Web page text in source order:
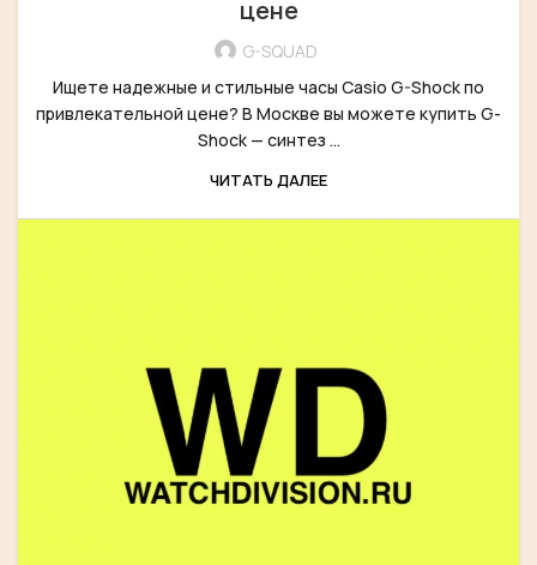
цене
G-SQUAD
Ищете надежные и стильные часы Casio G-Shock по
привлекательной цене? В Москве вы можете купить G-
Shock — синтез ...
ЧИТАТЬ ДАЛЕЕ